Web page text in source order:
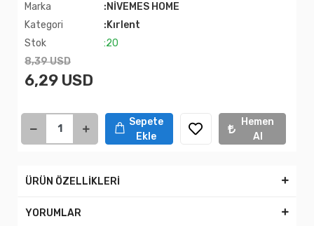
Marka
:NİVEMES HOME
Kategori
:Kırlent
Stok
:20
8,39 USD
6,29 USD
Sepete
Ekle
Hemen
Al
ÜRÜN ÖZELLİKLERİ
YORUMLAR